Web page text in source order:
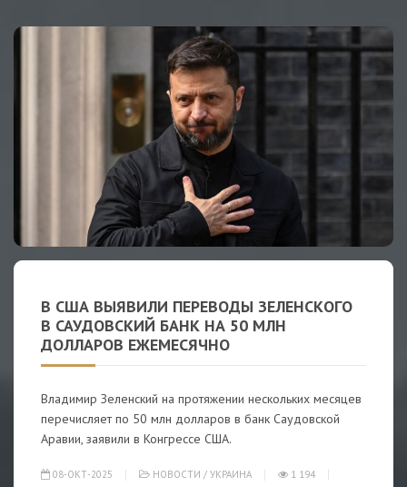
В США ВЫЯВИЛИ ПЕРЕВОДЫ ЗЕЛЕНСКОГО
В САУДОВСКИЙ БАНК НА 50 МЛН
ДОЛЛАРОВ ЕЖЕМЕСЯЧНО
Владимир Зеленский на протяжении нескольких месяцев
перечисляет по 50 млн долларов в банк Саудовской
Аравии, заявили в Конгрессе США.
08-ОКТ-2025 НОВОСТИ / УКРАИНА 1 194